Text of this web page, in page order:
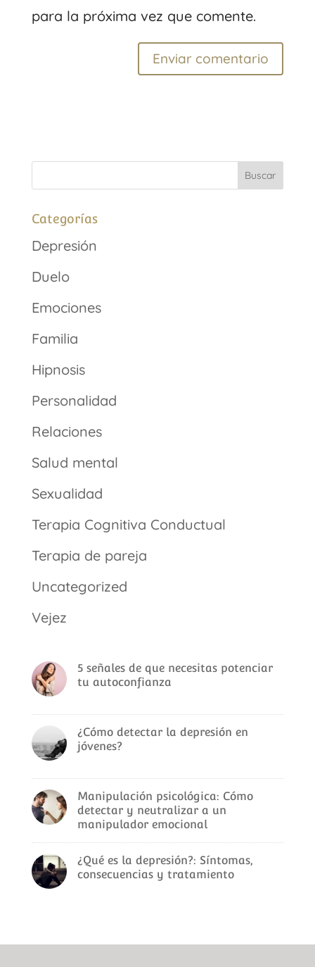
para la próxima vez que comente.
Categorías
Depresión
Duelo
Emociones
Familia
Hipnosis
Personalidad
Relaciones
Salud mental
Sexualidad
Terapia Cognitiva Conductual
Terapia de pareja
Uncategorized
Vejez
5 señales de que necesitas potenciar
tu autoconfianza
¿Cómo detectar la depresión en
jóvenes?
Manipulación psicológica: Cómo
detectar y neutralizar a un
manipulador emocional
¿Qué es la depresión?: Síntomas,
consecuencias y tratamiento